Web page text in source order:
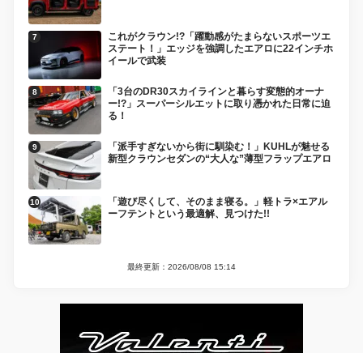
これがクラウン!?「躍動感がたまらないスポーツエ
ステート！」エッジを強調したエアロに22インチホ
イールで武装
「3台のDR30スカイラインと暮らす変態的オーナ
ー!?」スーパーシルエットに取り憑かれた日常に迫
る！
「派手すぎないから街に馴染む！」KUHLが魅せる
新型クラウンセダンの“大人な”薄型フラップエアロ
「遊び尽くして、そのまま寝る。」軽トラ×エアル
ーフテントという最適解、見つけた!!
最終更新：2026/08/08 15:14